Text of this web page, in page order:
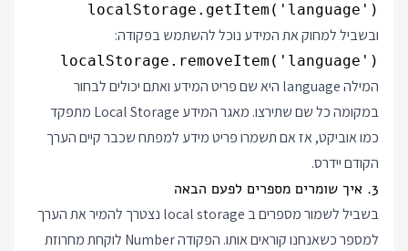
localStorage.getItem('language')
ובשביל למחוק את המידע נוכל להשתמש בפקודה:
localStorage.removeItem('language')
המילה language היא שם פריט המידע ואתם יכולים לבחור
במקומה כל שם שתירצו. מאגר המידע Local Storage מתפקד
כמו אוביקט, אז אם תשמרו פריט מידע למפתח שכבר קיים הערך
הקודם יידרס.
3. איך שומרים מספרים לפעם הבאה
בשביל לשמור מספרים ב local storage נצטרך להמיר את הערך
למספר כשאנחנו קוראים אותו. הפקודה Number לוקחת מחרוזת